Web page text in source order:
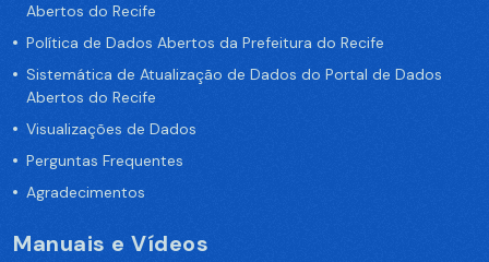
Abertos do Recife
Política de Dados Abertos da Prefeitura do Recife
Sistemática de Atualização de Dados do Portal de Dados
Abertos do Recife
Visualizações de Dados
Perguntas Frequentes
Agradecimentos
Manuais e Vídeos